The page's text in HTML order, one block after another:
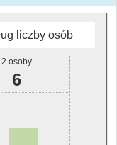
liczby osób
2 osoby
6